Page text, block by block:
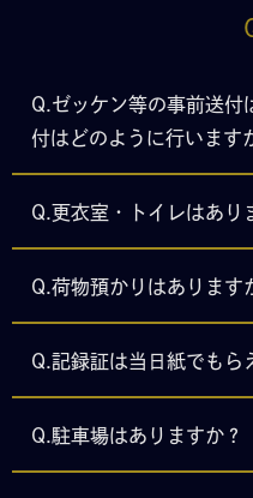
Q.ゼッケン等の事前送付
付はどのように行います
Q.更衣室・トイレはあり
Q.荷物預かりはあります
Q.記録証は当日紙でもら
Q.駐車場はありますか？